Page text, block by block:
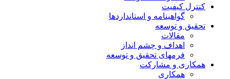
کنترل کیفیت
گواهينامه و استانداردها
تحقيق و توسعه
مقالات
اهداف و چشم انداز
فرمهای تحقیق و توسعه
همکاری و مشارکت
همکاری